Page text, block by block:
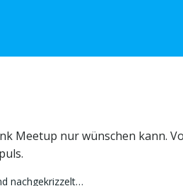
Meetup nur wünschen kann.
nachgekrizzelt…